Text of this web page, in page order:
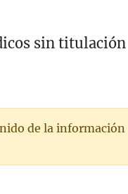
sin titulación
de la información